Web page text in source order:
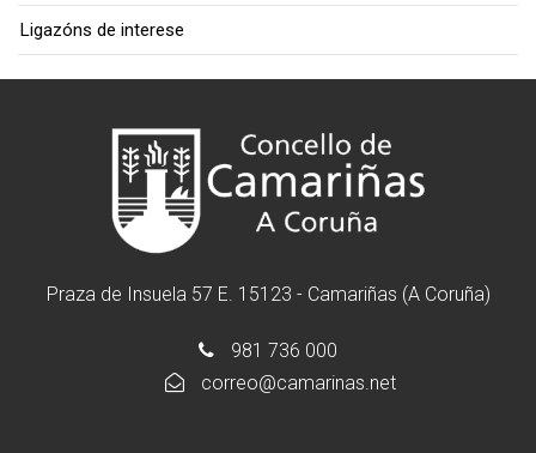
Ligazóns de interese
Praza de Insuela 57 E. 15123 - Camariñas (A Coruña)
981 736 000
correo@camarinas.net